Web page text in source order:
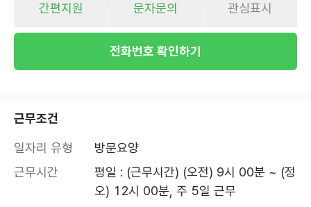
간편지원 문자문의 관심표시
전화번호 확인하기
근무조건
일자리 유형
방문요양
근무시간
평일 : (근무시간) (오전) 9시 00분 ~ (정
오) 12시 00분, 주 5일 근무